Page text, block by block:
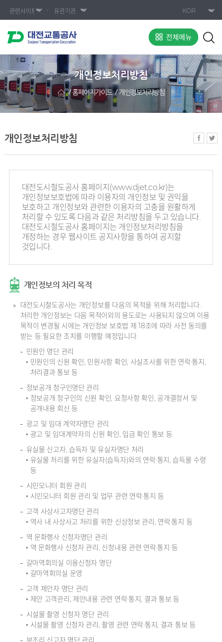
전체메뉴
개인정보처리방침
홈페이지가이드 개인정보처리방침
개인정보처리방침
대전도시철도공사 홈페이지(www.djet.co.kr)는
개인정보보호법에 따라 이용자의 개인정보 및 권익을
보호하고 개인정보와 관련한 이용자의 고충을 원활하게
처리할 수 있도록 다음과 같은 처리방침을 두고 있습니다.
대전도시철도공사 홈페이지는 개인정보처리방침을
개정하는 경우 웹사이트 공지사항을 통하여 공지할
것입니다.
개인정보의 처리 목적
대전도시철도공사는 개인정보를 다음의 목적을 위해 처리합니다.
처리한 개인정보는 다음 목적이외의 용도로는 사용되지 않으며 이용
목적이 변경될 시에는 개인정보 보호법 제 18조에 따라 사전 동의를
받는 등 필요한 조치를 이행할 예정입니다.
민원인 명단 관리
민원인의 신원 확인, 민원사항 확인, 사실조사를 위한 연락·통지,
처리결과 통보 등
정보공개 청구인명단 관리
정보공개 청구인의 신원 확인, 요청사항 확인, 공개결정서 및
공개내용 회신 등
광고 및 임대 계약자명단 관리
광고 및 임대계약자의 신원 확인, 입금 확인 통보 등
유실물 신고자, 습득자 및 유실자명단 처리
유실물 처리를 위한 유실자(습득자)와의 연락·통지, 습득물 수령
등
시민모니터 회원 관리
시민모니터 회원 관리 및 업무 관련 연락·통지 등
고객 사상사고자명단 관리
역사 내 사상사고 처리를 위한 신상정보 관리, 연락·통지 등
역 문화행사 신청자명단 관리
역 문화행사 신청자 관리, 신청내용 관련 연락·통지 등
갈마역회의실 이용신청자 명단
갈마역회의실 운영
고객 제안자 명단 관리
제안 고객관리, 제안내용 관련 연락·통지, 결과 통보 등
시설물 촬영 신청자 명단 관리
시설물 촬영 신청자 관리, 촬영 관련 연락·통지, 결과 통보 등
부조리 신고자 명단 관리